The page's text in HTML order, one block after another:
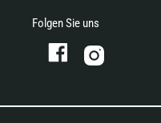
Folgen Sie uns